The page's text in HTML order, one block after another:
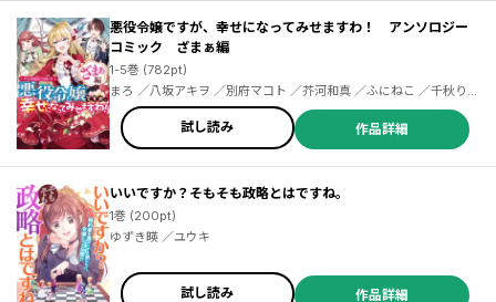
悪役令嬢ですが、幸せになってみせますわ！ アンソロジー
コミック ざまぁ編
1-5巻 (782pt)
まろ ／八坂アキヲ ／別府マコト ／芥河和真 ／ふにねこ ／千秋りえ
／すずむし ／黒乃きぃ ／いなる ／榛名丼 ／湯本みこ ／アンドレイ
／にむ ／りったん ／さり ／ゆずき暎 ／ユウキ ／黒助くい奈 ／三
香 ／とかいなか ／城鐘ナコ ／木月橘 ／たかはしツツジ ／汐乃渚
試し読み 作品詳細
いいですか？そもそも政略とはですね。
1巻 (200pt)
ゆずき暎 ／ユウキ
試し読み 作品詳細